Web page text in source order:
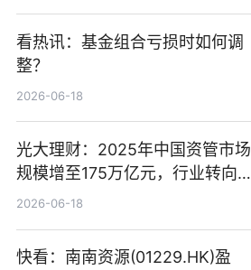
看热讯：基金组合亏损时如何调
整？
2026-06-18
光大理财：2025年中国资管市场
规模增至175万亿元，行业转向
“量质并重”
2026-06-18
快看：南南资源(01229.HK)盈